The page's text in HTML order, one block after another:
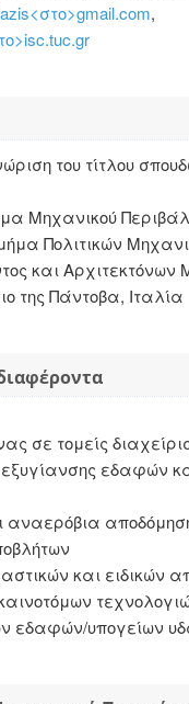
,
του τίτλου
Μηχανικού
Πολιτικών
και Αρχιτεκτόνων
της Πάντοβα, Ιταλία
σε τομείς
εδαφών
αναερόβια
και ειδικών
εδαφών/υπογείων